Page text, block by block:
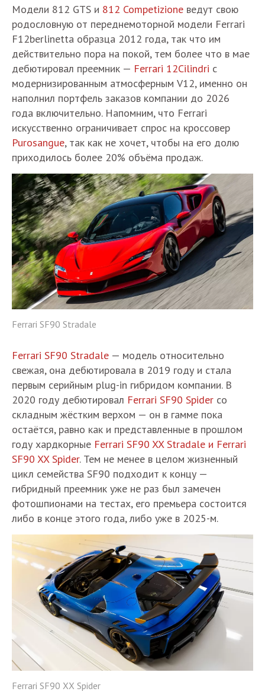
Модели 812 GTS и 812 Competizione ведут свою
родословную от переднемоторной модели Ferrari
F12berlinetta образца 2012 года, так что им
действительно пора на покой, тем более что в мае
дебютировал преемник — Ferrari 12Cilindri с
модернизированным атмосферным V12, именно он
наполнил портфель заказов компании до 2026
года включительно. Напомним, что Ferrari
искусственно ограничивает спрос на кроссовер
Purosangue, так как не хочет, чтобы на его долю
приходилось более 20% объёма продаж.
Ferrari SF90 Stradale
Ferrari SF90 Stradale — модель относительно
свежая, она дебютировала в 2019 году и стала
первым серийным plug-in гибридом компании. В
2020 году дебютировал Ferrari SF90 Spider со
складным жёстким верхом — он в гамме пока
остаётся, равно как и представленные в прошлом
году хардкорные Ferrari SF90 XX Stradale и Ferrari
SF90 XX Spider. Тем не менее в целом жизненный
цикл семейства SF90 подходит к концу —
гибридный преемник уже не раз был замечен
фотошпионами на тестах, его премьера состоится
либо в конце этого года, либо уже в 2025-м.
Ferrari SF90 XX Spider